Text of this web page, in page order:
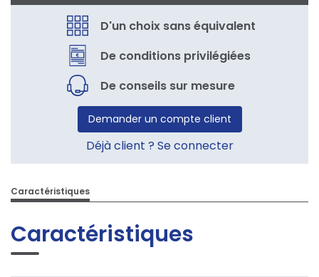
D'un choix sans équivalent
De conditions privilégiées
De conseils sur mesure
Demander un compte client
Déjà client ? Se connecter
Caractéristiques
Caractéristiques